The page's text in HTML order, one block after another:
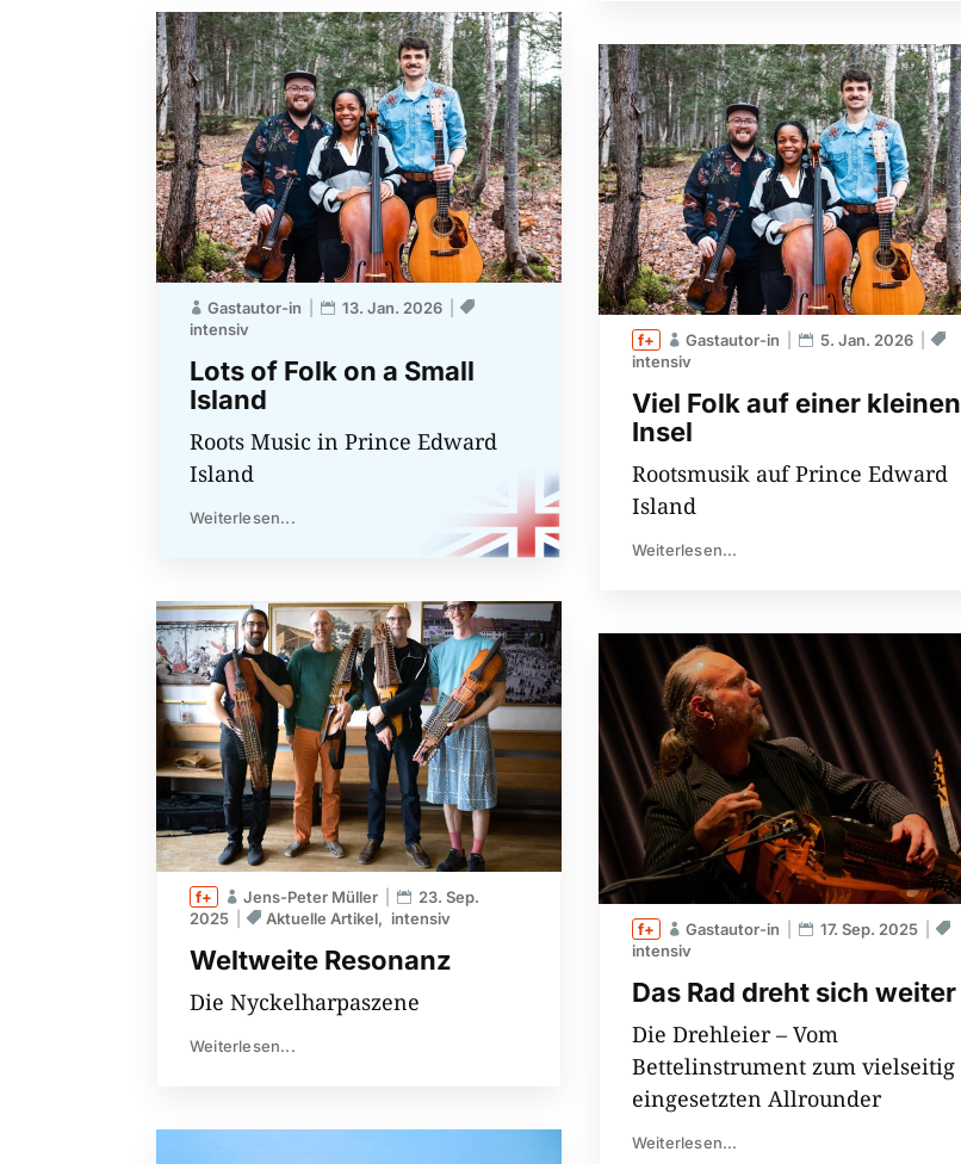
Lots of Folk on a Small
Island
Gastautor-in
13. Jan. 2026
intensiv
Roots Music in Prince Edward
Island
Weiterlesen...
Weltweite Resonanz
Jens-Peter Müller
23. Sep.
2025
Aktuelle Artikel intensiv
Die Nyckelharpaszene
Weiterlesen...
Viel Folk auf einer kleinen
Insel
Gastautor-in
5. Jan. 2026
intensiv
Rootsmusik auf Prince Edward
Island
Weiterlesen...
Das Rad dreht sich weiter
Gastautor-in
17. Sep. 2025
intensiv
Die Drehleier – Vom
Bettelinstrument zum vielseitig
eingesetzten Allrounder
Weiterlesen...